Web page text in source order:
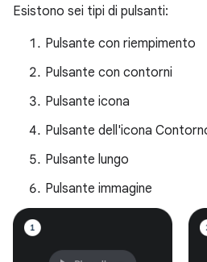
Esistono sei tipi di pulsanti:
Pulsante con riempimento
Pulsante con contorni
Pulsante icona
Pulsante dell'icona
Pulsante lungo
Pulsante immagine